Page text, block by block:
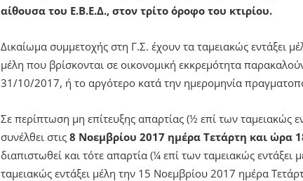
αίθουσα του Ε.Β.Ε.Δ., στον τρίτο όροφο του κτιρίου.
Δικαίωμα συμμετοχής στη Γ.Σ. έχουν τα ταμειακώς εντάξει
μέλη που βρίσκονται σε οικονομική εκκρεμότητα
31/10/2017, ή το αργότερο κατά την ημερομηνία
Σε περίπτωση μη επίτευξης απαρτίας (½ επί των ταμειακώς
συνέλθει στις 8 Νοεμβρίου 2017 ημέρα Τετάρτη και ώρα
διαπιστωθεί και τότε απαρτία (¼ επί των ταμειακώς
ταμειακώς εντάξει μέλη την 15 Νοεμβρίου 2017 ημέρα